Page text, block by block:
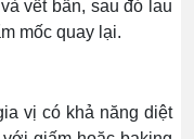
vết bẩn, sau đó lau
mốc quay lại.
vị có khả năng diệt